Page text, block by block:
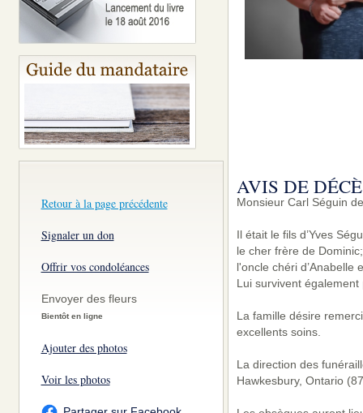
Retour à la page précédente
Signaler un don
Offrir vos condoléances
Envoyer des fleurs
Bientôt en ligne
Ajouter des photos
Voir les photos
AVIS DE
Monsieur Carl Séguin
Il était le fils d’Yves
le cher frère de Dominic;
l'oncle chéri d’Anabelle
Lui survivent
La famille désire
excellents soins.
La direction des
Hawkesbury, Ontario